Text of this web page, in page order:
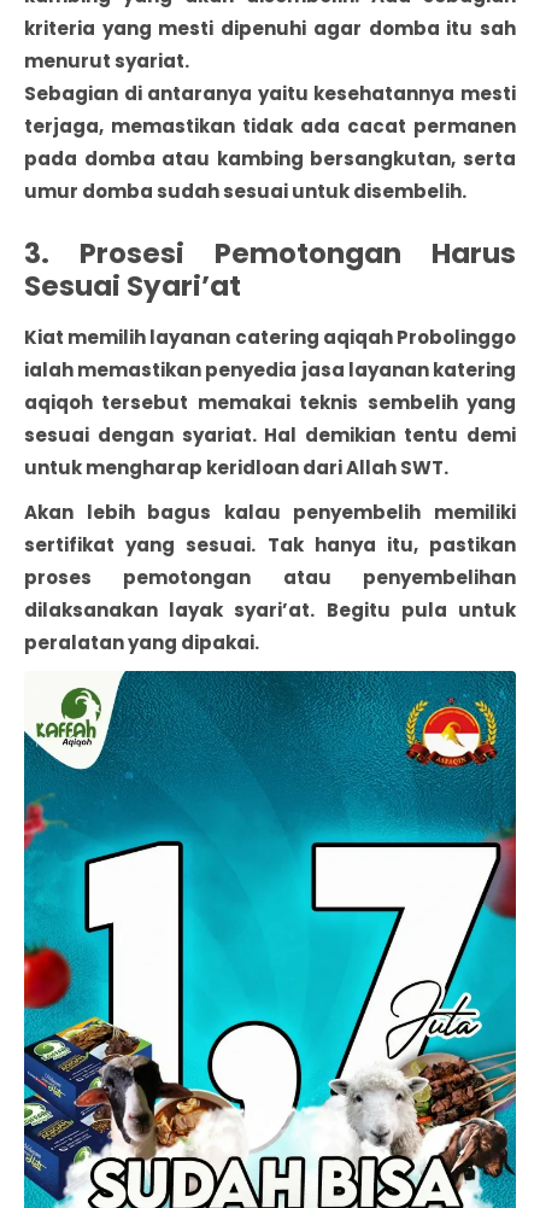
kriteria yang mesti dipenuhi agar domba itu sah
menurut syariat.
Sebagian di antaranya yaitu kesehatannya mesti
terjaga, memastikan tidak ada cacat permanen
pada domba atau kambing bersangkutan, serta
umur domba sudah sesuai untuk disembelih.
3. Prosesi Pemotongan Harus
Sesuai Syari’at
Kiat memilih layanan catering aqiqah Probolinggo
ialah memastikan penyedia jasa layanan katering
aqiqoh tersebut memakai teknis sembelih yang
sesuai dengan syariat. Hal demikian tentu demi
untuk mengharap keridloan dari Allah SWT.
Akan lebih bagus kalau penyembelih memiliki
sertifikat yang sesuai. Tak hanya itu, pastikan
proses pemotongan atau penyembelihan
dilaksanakan layak syari’at. Begitu pula untuk
peralatan yang dipakai.